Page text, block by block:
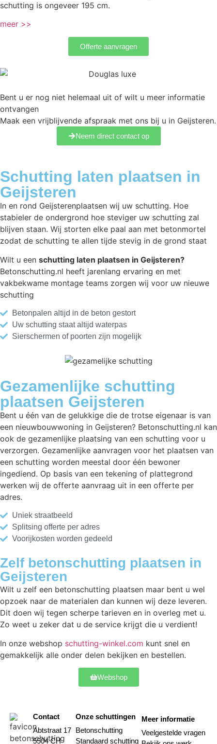
schutting is ongeveer 195 cm.
meer >>
Offerte aanvragen
Bent u er nog niet helemaal uit of wilt u meer informatie
ontvangen
Maak een vrijblijvende afspraak met ons bij u in Geijsteren.
Neem direct contact op
Schutting laten plaatsen in
Geijsteren
In en rond Geijsterenplaatsen wij uw schutting. Hoe
stabieler de ondergrond hoe steviger uw schutting zal
blijven staan. Wij storten elke paal aan met betonmortel
zodat de schutting te allen tijde stevig in de grond staat
Wilt u een schutting laten plaatsen in Geijsteren?
Betonschutting.nl heeft jarenlang ervaring en met
vakbekwame montage teams zorgen wij voor uw nieuwe
schutting
Betonpalen altijd in de beton gestort
Uw schutting staat altijd waterpas
Sierschermen of poorten zijn mogelijk
Gezamenlijke schutting
plaatsen Geijsteren
Bent u één van de gelukkige die de trotse eigenaar is van
een nieuwbouwwoning in Geijsteren? Betonschutting.nl kan
ook de gezamenlijke plaatsing van een schutting voor u
verzorgen. Gezamenlijke aanvragen voor het plaatsen van
een schutting worden meestal door één bewoner
ingediend. Op basis van een tekening of plattegrond
werken wij de offerte aanvraag uit in een offerte per
adres.
Uniek straatbeeld
Splitsing offerte per adres
Voorijkosten worden gedeeld
Zelf betonschutting plaatsen in
Geijsteren
Wilt u zelf een betonschutting plaatsen maar bent u wel
opzoek naar de materialen dan kunnen wij deze leveren.
Dit doen wij tegen scherpe tarieven en in overleg met u.
Zo weet u zeker dat u de service krijgt die u verdient!
In onze webshop schutting-winkel.com kunt snel en
gemakkelijk alle onder delen bekijken en bestellen.
Webshop
Contact
Abtstraat 17
5504 CH
Onze schuttingen
Betonschutting
Standaard schutting
Meer informatie
Veelgestelde vragen